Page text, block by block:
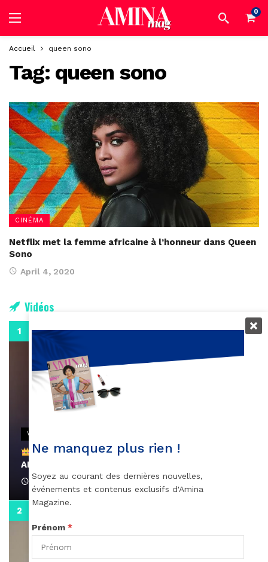
0
Accueil queen sono
Tag: queen sono
CINÉMA
Netflix met la femme africaine à l’honneur dans Queen
Sono
April 4, 2020
Vidéos
0:29
VIDEOS
Remerciements à Ayden pour son message sur
AMINA, le Magazine de la Femme
April 1, 2022
Ne manquez plus rien !
Soyez au courant des dernières nouvelles,
événements et contenus exclusifs d'Amina
Magazine.
Prénom *